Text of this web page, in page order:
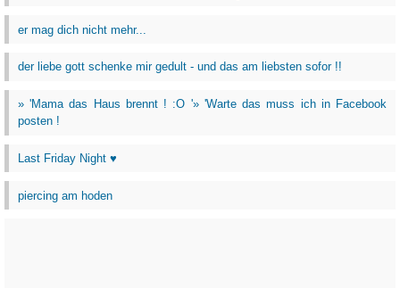
er mag dich nicht mehr...
der liebe gott schenke mir gedult - und das am liebsten sofor !!
» 'Mama das Haus brennt ! :O '» 'Warte das muss ich in Facebook
posten !
Last Friday Night ♥
piercing am hoden